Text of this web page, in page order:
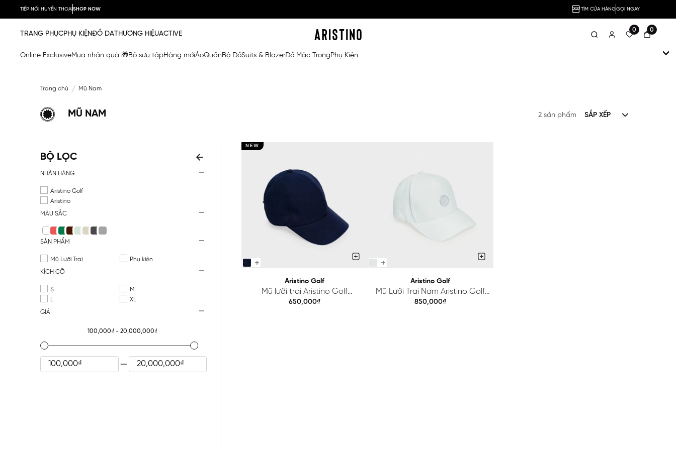
TIẾP NỐI HUYỀN THOẠISHOP NOW TÌM CỬA HÀNGGỌI NGAY
0 0
TRANG PHỤCPHỤ KIỆNĐỒ DATHƯƠNG HIỆUACTIVE
Online ExclusiveMua nhận quà 🎁Bộ sưu tậpHàng mớiÁoQuầnBộ ĐồSuits & BlazerĐồ Mặc TrongPhụ Kiện
Trang chủ Mũ Nam
MŨ NAM 2 sản phẩm SẮP XẾP
BỘ LỌC
NHÃN HÀNG
Aristino Golf
Aristino
MÀU SẮC
SẢN PHẨM
Mũ Lưỡi Trai
Phụ kiện
KÍCH CỠ
S
M
L
XL
GIÁ
NEW
Aristino Golf
Mũ lưỡi trai Aristino Golf
ACPG030Z
650,000₫
Aristino Golf
Mũ Lưỡi Trai Nam Aristino Golf
Trắng ACPG070Z
850,000₫